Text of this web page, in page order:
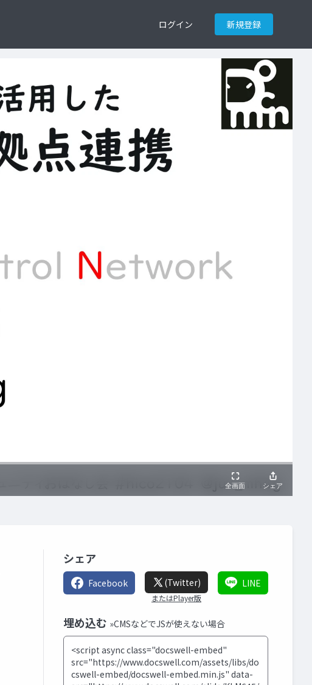
ログイン 新規登録
シェア
Facebook (Twitter)
またはPlayer版
LINE
埋め込む »CMSなどでJSが使えない場合